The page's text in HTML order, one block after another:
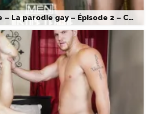
Justice League – La parodie gay – Épisode 2 – Colby Keller & Francois Sagat